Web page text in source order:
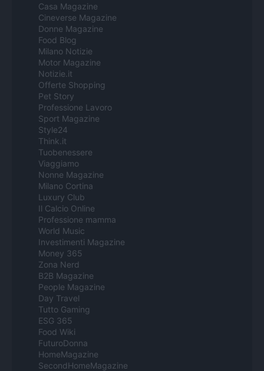
Casa Magazine
Cineverse Magazine
Donne Magazine
Food Blog
Milano Notizie
Motor Magazine
Notizie.it
Offerte Shopping
Pet Story
Professione Lavoro
Sport Magazine
Style24
Think.it
Tuobenessere
Viaggiamo
Nonne Magazine
Milano Cortina
Luxury Club
Il Calcio Online
Professione mamma
World Music
Investimenti Magazine
Money 365
Zona Nerd
B2B Magazine
People Magazine
Day Travel
Tutto Gaming
ESG 365
Food Wiki
FuturoDonna
HomeMagazine
SecondHomeMagazine